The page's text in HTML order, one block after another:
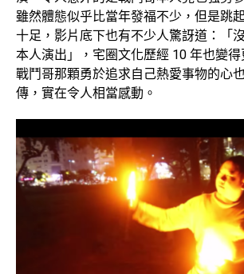
雖然體態似乎比當年發福不少，但是跳
十足，影片底下也有不少人驚訝道：「
本人演出」，宅圈文化歷經 10 年也變得
戰鬥哥那顆勇於追求自己熱愛事物的心
傳，實在令人相當感動。